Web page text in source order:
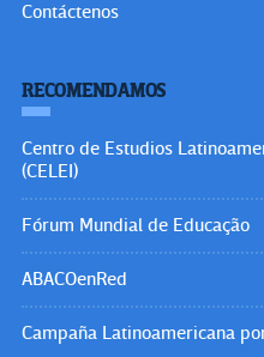
Contáctenos
RECOMENDAMOS
Centro de Estudios
(CELEI)
Fórum Mundial de Educação
ABACOenRed
Campaña Latinoamericana